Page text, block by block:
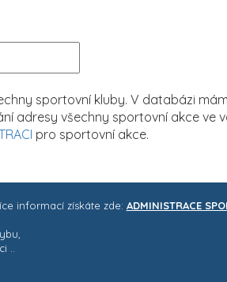
sportovní kluby. V databázi
adresy všechny sportovní akce ve
pro sportovní akce.
informací získáte zde: ADMINISTRACE
..